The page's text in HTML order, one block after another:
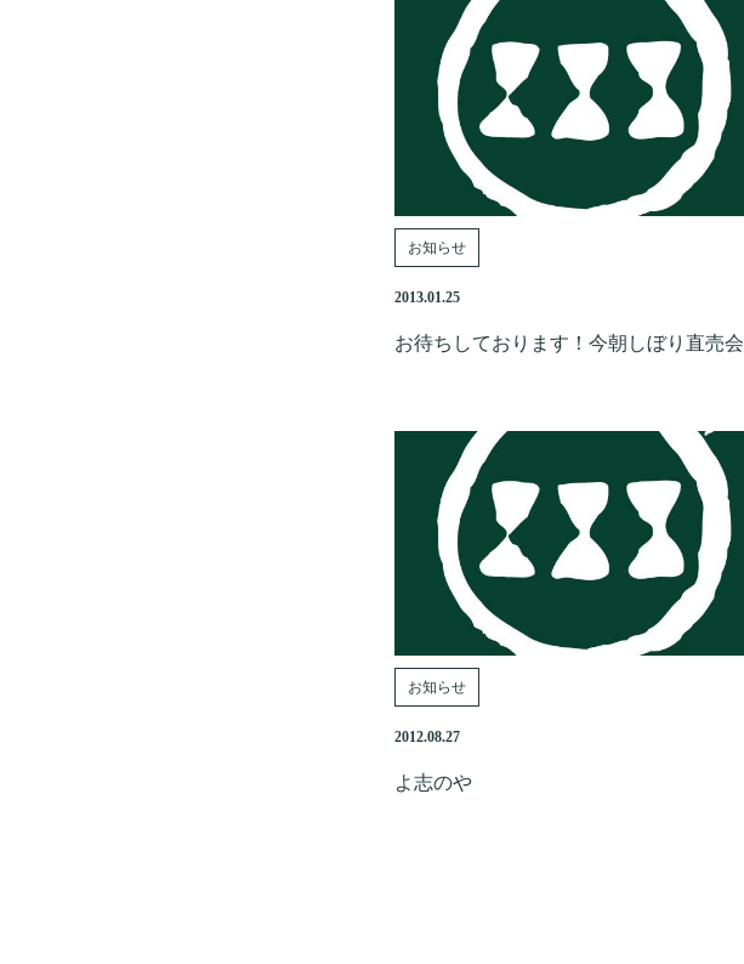
お知らせ
2013.01.25
お待ちしております！今朝しぼり直売会
お知らせ
2012.08.27
よ志のや